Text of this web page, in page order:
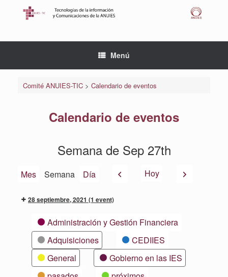
Menú
Comité ANUIES-TIC> Calendario de eventos
Calendario de eventos
Semana de Sep 27th
Mes Semana Día AnteriorHoy Siguiente
28 septiembre, 2021 (1 event)
CategoríasAdministración y Gestión Financiera
Adquisiciones
CEDIIES
General
Gobierno en las IES